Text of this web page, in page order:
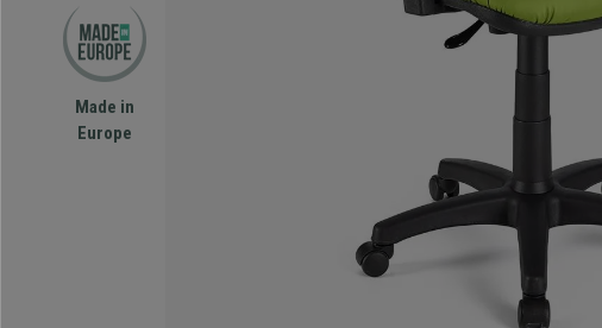
Made in
Europe